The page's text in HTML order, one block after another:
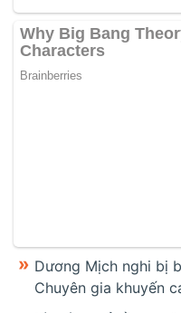
Dương Mịch nghi bị
Chuyên gia khuyến